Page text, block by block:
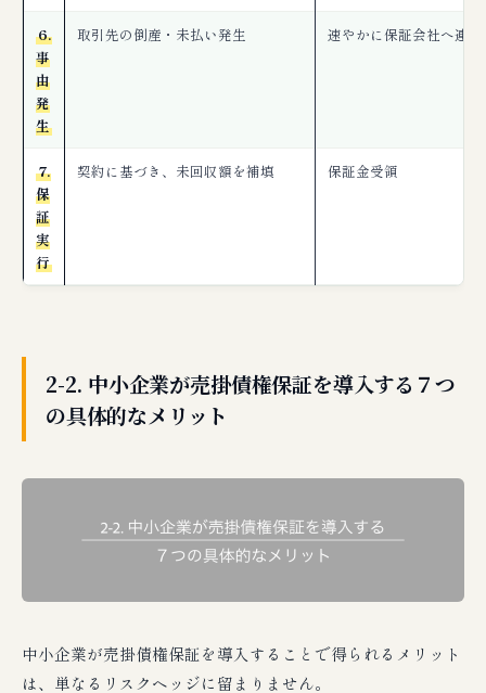
6.
事
由
発
生
取引先の倒産・未払い発生 速やかに保証会社へ連絡
7.
保
証
実
行
契約に基づき、未回収額を補填 保証金受領
2-2. 中小企業が売掛債権保証を導入する７つ
の具体的なメリット
中小企業が売掛債権保証を導入することで得られるメリット
は、単なるリスクヘッジに留まりません。